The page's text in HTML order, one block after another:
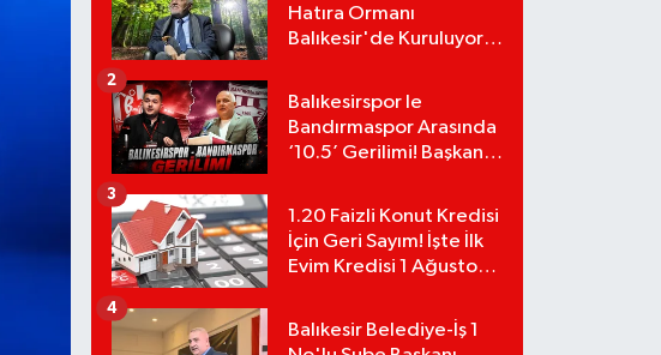
Hatıra Ormanı
Balıkesir'de Kuruluyor!
Balıkesirspor le
Bandırmaspor Arasında
‘10.5’ Gerilimi! Başkan
Tepki!
2
1.20 Faizli Konut Kredisi
İçin Geri Sayım! İşte İlk
Evim Kredisi 1 Ağustos
Hesaplama Tablosu:
3
Balıkesir Belediye-İş 1
4